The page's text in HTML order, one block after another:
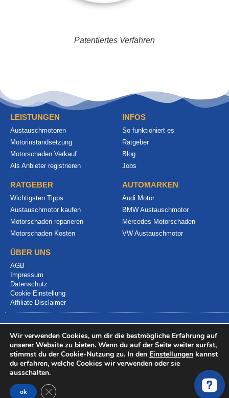
Patentiertes Verfahren
LEISTUNGEN
Austauschmotoren
Motorinstandsetzung
Motorschaden Verkauf
Als Anbieter registrieren
INFOS
So funktioniert es
Ratgeber
Blog
Jobs
RATGEBER
Wichtigsten Tipps
Austauschmotor kaufen
Motorschaden reparieren
Motorschaden Kosten
AUTOMARKEN
Audi Motor
BMW Austauschmotor
Mercedes Motorschaden
VW Austauschmotor
ÜBER UNS
AGB
Impressum
Datenschutz
Cookie Einstellung
Affiliate Disclaimer
© 2024 info@motorschadenvergleich.de
Wir verwenden Cookies, um dir die bestmögliche Erfahrung auf
unserer Website zu bieten. Wenn du auf der Seite weiter surfst,
stimmst du der Cookie-Nutzung zu. In den Einstellungen kannst
du erfahren, welche Cookies wir verwenden oder sie
ausschalten.
ok GDPR Cookie-Banner schließen